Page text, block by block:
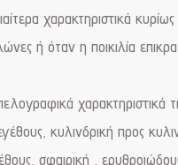
χαρακτηριστικά
ή όταν η ποικιλία
χαρακτηριστικά
κυλινδρική προς
σφαιρική ,